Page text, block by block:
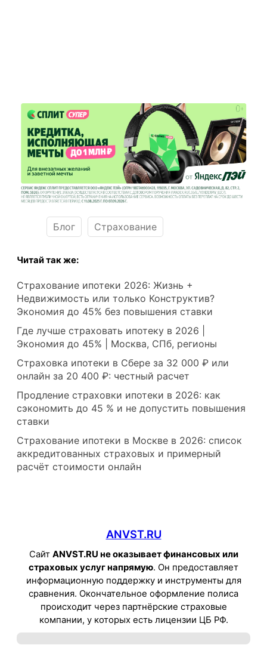
Блог Страхование
Читай так же:
Страхование ипотеки 2026: Жизнь +
Недвижимость или только Конструктив?
Экономия до 45% без повышения ставки
Где лучше страховать ипотеку в 2026 |
Экономия до 45% | Москва, СПб, регионы
Страховка ипотеки в Сбере за 32 000 ₽ или
онлайн за 20 400 ₽: честный расчет
Продление страховки ипотеки в 2026: как
сэкономить до 45 % и не допустить повышения
ставки
Страхование ипотеки в Москве в 2026: список
аккредитованных страховых и примерный
расчёт стоимости онлайн
ANVST.RU
Сайт ANVST.RU не оказывает финансовых или
страховых услуг напрямую. Он предоставляет
информационную поддержку и инструменты для
сравнения. Окончательное оформление полиса
происходит через партнёрские страховые
компании, у которых есть лицензии ЦБ РФ.